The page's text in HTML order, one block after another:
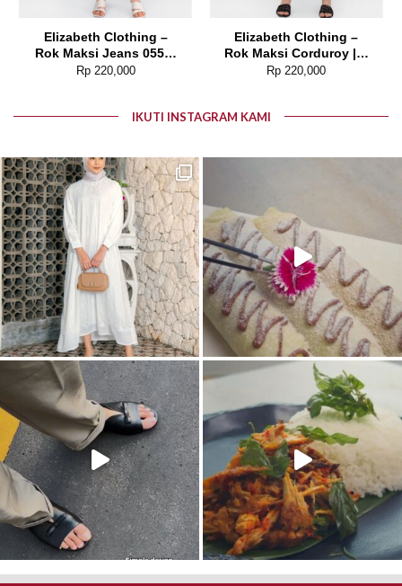
Elizabeth Clothing –
Rok Maksi Jeans 0559-
2680
Rp220,000
Elizabeth Clothing –
Rok Maksi Corduroy | A
Line 0559-2877
Rp 220,000
IKUTI INSTAGRAM KAMI